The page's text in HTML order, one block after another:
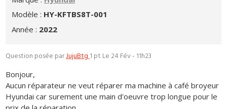
Modèle : HY-KFTBS8T-001
Année : 2022
Question posée parJujuBtg1 pt Le 24 Fév - 11h23
Bonjour,
Aucun réparateur ne veut réparer ma machine à café broyeur
Hyundai car surement une main d'oeuvre trop longue pour le